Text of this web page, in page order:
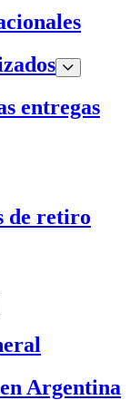
entregas
de retiro
Argentina